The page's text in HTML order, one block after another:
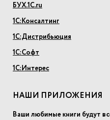
БУХ.1С.ru
1С:Консалтинг
1С:Дистрибьюция
1С:Софт
1С:Интерес
НАШИ ПРИЛОЖЕНИЯ
Ваши любимые книги будут